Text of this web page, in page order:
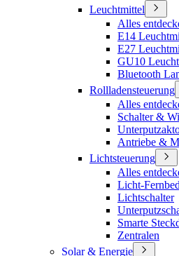
Leuchtmittel
Alles
E14
E27
GU10
Bluetooth
Rollladensteuerung
Alles
Schalter &
Antriebe &
Lichtsteuerung
Alles
Licht-
Lichtschalter
Smarte
Zentralen
Solar & Energie